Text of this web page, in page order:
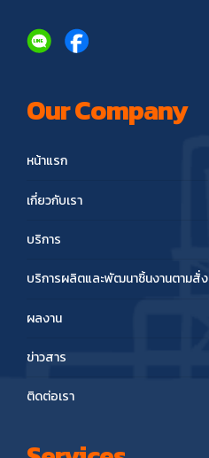
Our Company
หน้าแรก
เกี่ยวกับเรา
บริการ
บริการผลิตและพัฒนาชิ้นงานตามสั่ง
ผลงาน
ข่าวสาร
ติดต่อเรา